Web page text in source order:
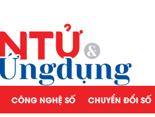
CÔNG NGHỆ SỐ CHUYỂN ĐỔI SỐ